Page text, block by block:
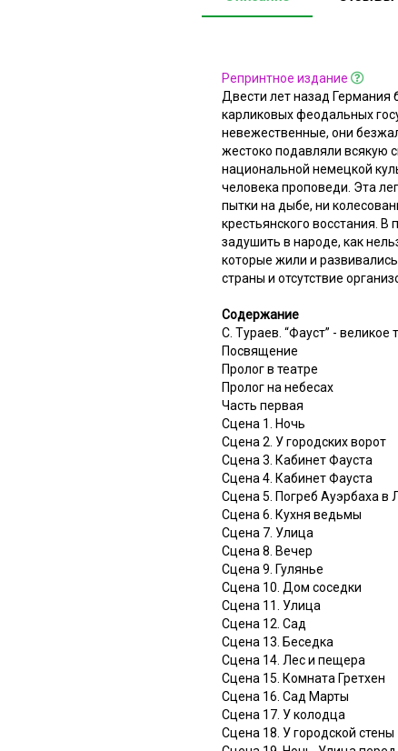
Репринтное издание
Двести лет назад Германия
карликовых феодальных
невежественные, они
жестоко подавляли всякую
национальной немецкой
человека проповеди. Эта
пытки на дыбе, ни
крестьянского восстания.
задушить в народе, как
которые жили и
страны и отсутствие
Содержание
С. Тураев. “Фауст” - великое
Посвящение
Пролог в театре
Пролог на небесах
Часть первая
Сцена 1. Ночь
Сцена 2. У городских ворот
Сцена 3. Кабинет Фауста
Сцена 4. Кабинет Фауста
Сцена 5. Погреб Ауэрбаха в
Сцена 6. Кухня ведьмы
Сцена 7. Улица
Сцена 8. Вечер
Сцена 9. Гулянье
Сцена 10. Дом соседки
Сцена 11. Улица
Сцена 12. Сад
Сцена 13. Беседка
Сцена 14. Лес и пещера
Сцена 15. Комната Гретхен
Сцена 16. Сад Марты
Сцена 17. У колодца
Сцена 18. У городской стены